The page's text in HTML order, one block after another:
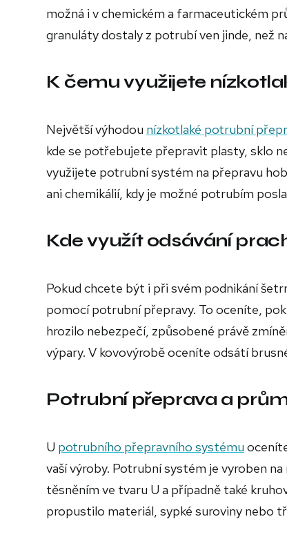
možná i v chemickém a farmaceutickém
granuláty dostaly z potrubí ven jinde, než
K čemu využijete
Největší výhodou nízkotlaké potrubní
kde se potřebujete přepravit plasty, sklo
využijete potrubní systém na přepravu
ani chemikálií, kdy je možné potrubím
Kde využít odsávání
Pokud chcete být i při svém podnikání
pomocí potrubní přepravy. To oceníte,
hrozilo nebezpečí, způsobené právě
výpary. V kovovýrobě oceníte odsátí
Potrubní přeprava a
U potrubního přepravního systému
vaší výroby. Potrubní systém je vyroben
těsněním ve tvaru U a případně také
propustilo materiál, sypké suroviny nebo